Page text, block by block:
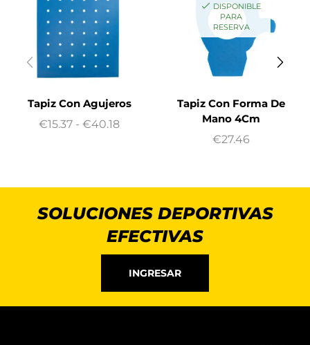
Tapiz Con Agujeros
€15.37 - €40.18
DISPONIBLE
PARA
RESERVA
Tapiz Con Forma De
Mano 4Cm
€27.46
SOLUCIONES DEPORTIVAS
EFECTIVAS
INGRESAR